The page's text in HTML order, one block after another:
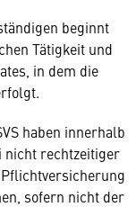
beginnt
Tätigkeit und
in dem die
haben innerhalb
nicht rechtzeitiger
sofern nicht der